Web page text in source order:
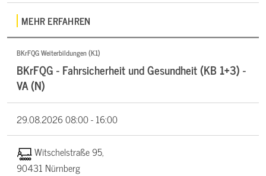
MEHR ERFAHREN
BKrFQG Weiterbildungen (K1)
BKrFQG - Fahrsicherheit und Gesundheit (KB 1+3) -
VA (N)
29.08.202608:00 - 16:00
Witschelstraße 95,
90431 Nürnberg